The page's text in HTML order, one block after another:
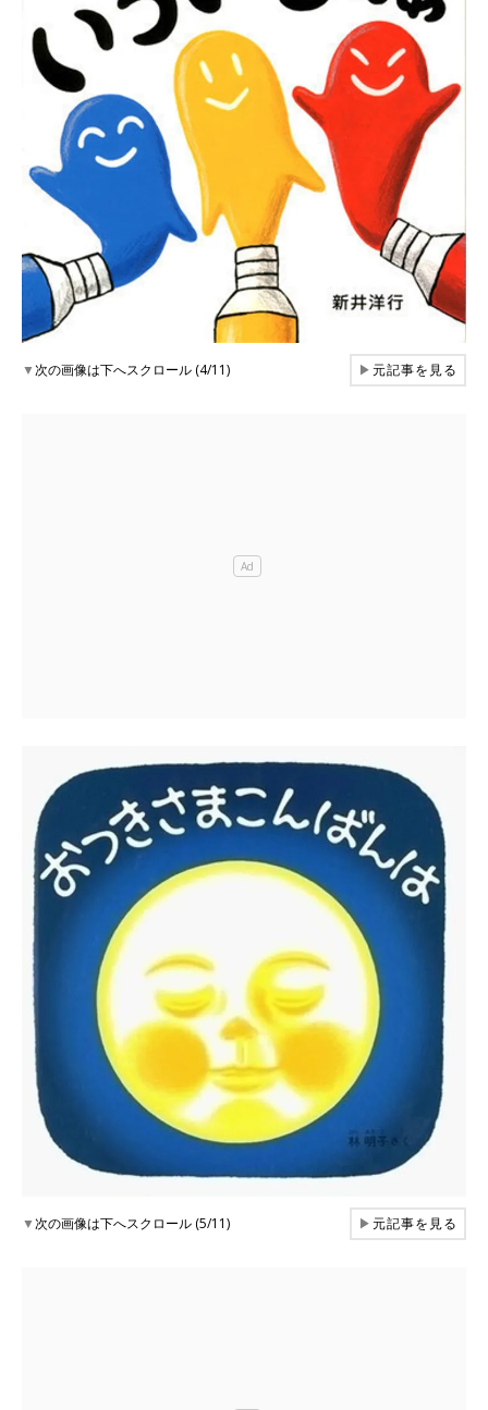
▼次の画像は下へスクロール (4/11) ▶元記事を見る
▼次の画像は下へスクロール (5/11) ▶元記事を見る